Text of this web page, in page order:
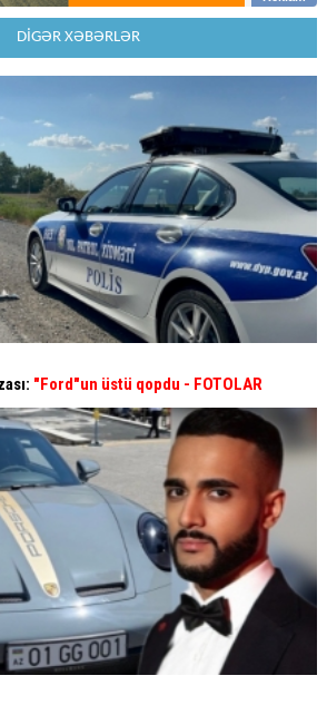
DİGƏR XƏBƏRLƏR
"Ford"un üstü qopdu - FOTOLAR